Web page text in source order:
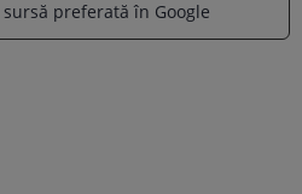
preferată în Google